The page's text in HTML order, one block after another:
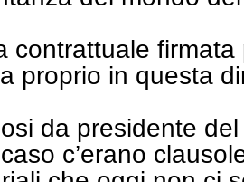
contrattuale
proprio in questa
da presidente del
c’erano